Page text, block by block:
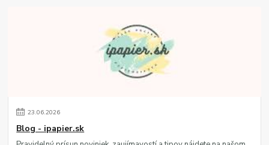
23.06.2026
Blog - ipapier.sk